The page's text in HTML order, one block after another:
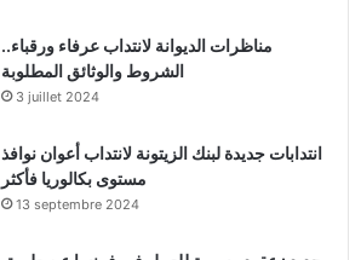
مناظرات الديوانة لانتداب عرفاء ورقباء..
الشروط والوثائق المطلوبة
3 juillet 2024
انتدابات جديدة لبنك الزيتونة لانتداب أعوان نوافذ
مستوى بكالوريا فأكثر
13 septembre 2024